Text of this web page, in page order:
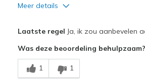
Meer details
Breathe Well
Comfortable
Laatste regel Ja, ik zou aanbevelen
Was deze beoordeling behulpzaam?
1 1